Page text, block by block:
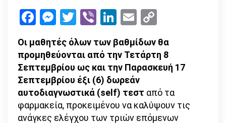
ισχύει
τα
self-
test
στους
μαθητές
Facebook
Messenger
Twitter
ViberLinkedIn
Email
Οι μαθητές όλων των βαθμίδων θα
προμηθεύονται από την Τετάρτη 8
Σεπτεμβρίου ως και την Παρασκευή 17
Σεπτεμβρίου έξι (6) δωρεάν
αυτοδιαγνωστικά (self) τεστ από τα
φαρμακεία, προκειμένου να καλύψουν τις
ανάγκες ελέγχου των τριών επόμενων